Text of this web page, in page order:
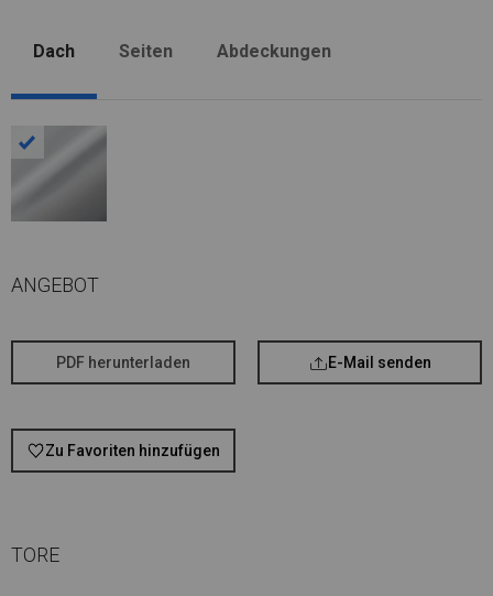
Dach Seiten Abdeckungen
ANGEBOT
PDF herunterladen E-Mail senden
Zu Favoriten hinzufügen
TORE